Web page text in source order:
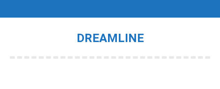
DREAMLINE